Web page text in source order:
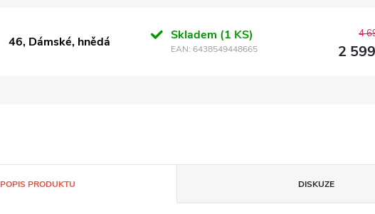
46, Dámské, hnědá Skladem (1 KS)
EAN: 6438549448665
4
2
POPIS PRODUKTU DISKUZE